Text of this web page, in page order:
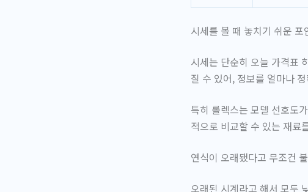
시세를 볼 때 놓치기 쉬운 포
시세는 단순히 오늘 가격표
질 수 있어, 정보를 얼마나
특히 롤렉스는 모델 선호도
적으로 비교할 수 있는 재료
연식이 오래됐다고 무조건
오래된 시계라고 해서 모두